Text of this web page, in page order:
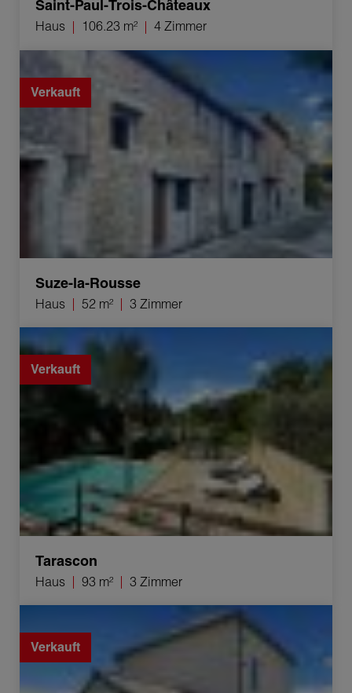
Saint-Paul-Trois-Châteaux
Haus 106.23 m² 4 Zimmer
Verkauf Haus Suze-la-Rousse 3 Zimmer 52 m²
Verkauft
Suze-la-Rousse
Haus 52 m² 3 Zimmer
Verkauf Haus Tarascon 3 Zimmer 93 m²
Verkauft
Tarascon
Haus 93 m² 3 Zimmer
Verkauf Haus Pierrelatte 4 Zimmer 79.77 m²
Verkauft